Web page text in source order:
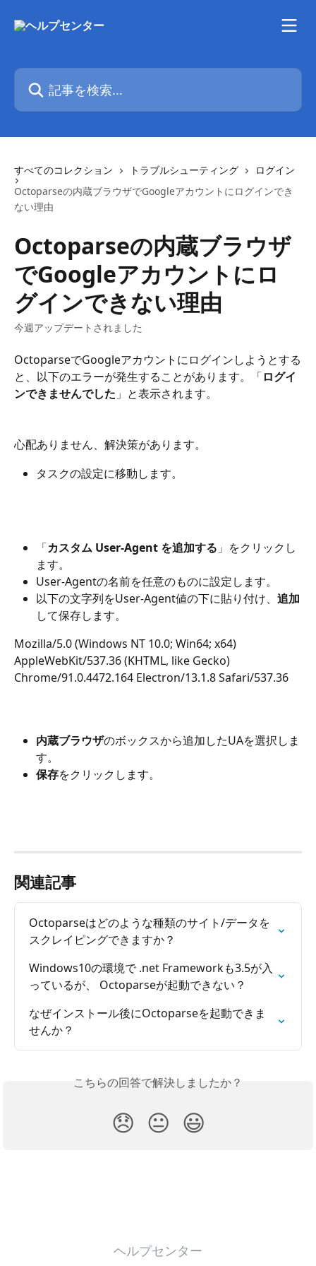
記事を検索...
すべてのコレクション トラブルシューティング
ログイン
Octoparseの内蔵ブラウザでGoogleアカウントにログインでき
ない理由
Octoparseの内蔵ブラウザ
でGoogleアカウントにロ
グインできない理由
今週アップデートされました
OctoparseでGoogleアカウントにログインしようとする
と、以下のエラーが発生することがあります。「ログイ
ンできませんでした 」と表示されます。
心配ありません、解決策があります。
タスクの設定に移動します。
「カスタム User-Agent を追加する 」をクリックし
ます。
User-Agentの名前を任意のものに設定します。
以下の文字列をUser-Agent値の下に貼り付け、 追加
して保存します。
Mozilla/5.0 (Windows NT 10.0; Win64; x64)
AppleWebKit/537.36 (KHTML, like Gecko)
Chrome/91.0.4472.164 Electron/13.1.8 Safari/537.36
内蔵ブラウザのボックスから追加したUAを選択しま
す。
保存をクリックします。
関連記事
Octoparseはどのような種類のサイト/データを
スクレイピングできますか？
Windows10の環境で .net Frameworkも3.5が入
っているが、 Octoparseが起動できない？
なぜインストール後にOctoparseを起動できま
せんか？
こちらの回答で解決しましたか？
😞 😐 😃
ヘルプセンター